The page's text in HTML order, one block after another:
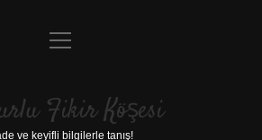
Anasayfa
Yasal Uyarı
menüyü
Fikir Köşesi
ve keyifli bilgilerle tanış!